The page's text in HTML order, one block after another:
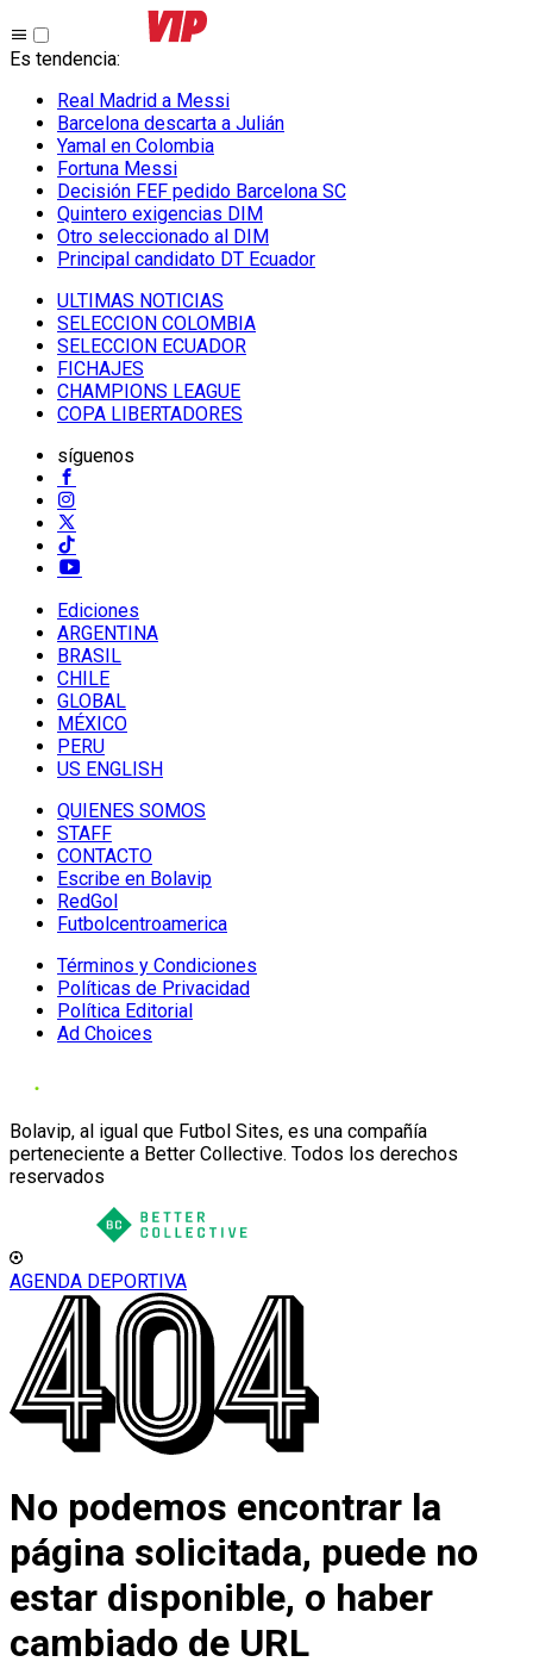
Es tendencia:
Real Madrid a Messi
Barcelona descarta a Julián
Yamal en Colombia
Fortuna Messi
Decisión FEF pedido Barcelona SC
Quintero exigencias DIM
Otro seleccionado al DIM
Principal candidato DT Ecuador
ULTIMAS NOTICIAS
SELECCION COLOMBIA
SELECCION ECUADOR
FICHAJES
CHAMPIONS LEAGUE
COPA LIBERTADORES
síguenos
Ediciones
ARGENTINA
BRASIL
CHILE
GLOBAL
MÉXICO
PERU
US ENGLISH
QUIENES SOMOS
STAFF
CONTACTO
Escribe en Bolavip
RedGol
Futbolcentroamerica
Términos y Condiciones
Políticas de Privacidad
Política Editorial
Ad Choices
Bolavip, al igual que Futbol Sites, es una compañía
perteneciente a Better Collective. Todos los derechos
reservados
AGENDA DEPORTIVA
No podemos encontrar la
página solicitada, puede no
estar disponible, o haber
cambiado de URL